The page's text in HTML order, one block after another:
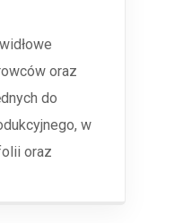
oraz
do
w
oraz